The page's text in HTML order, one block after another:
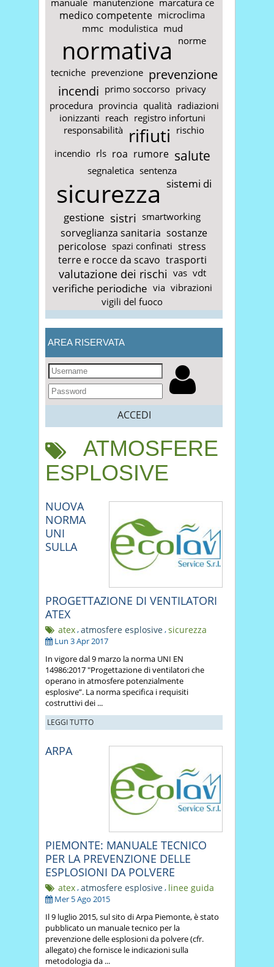
medico competente microclima
mmc modulistica mud
normativa norme
tecniche prevenzione prevenzione
incendi primo soccorso privacy
procedura provincia qualità radiazioni
ionizzanti reach registro infortuni
responsabilità rifiuti rischio
incendio rls roa rumore salute
segnaletica sentenza
sicurezza sistemi di
gestione sistri smartworking
sorveglianza sanitaria sostanze
pericolose spazi confinati stress
terre e rocce da scavo trasporti
valutazione dei rischi vas vdt
verifiche periodiche via vibrazioni
vigili del fuoco
AREA RISERVATA
ACCEDI
ATMOSFERE
ESPLOSIVE
NUOVA
NORMA
UNI
SULLA
PROGETTAZIONE DI VENTILATORI
ATEX
atex,atmosfere esplosive,sicurezza
Lun 3 Apr 2017
In vigore dal 9 marzo la norma UNI EN
14986:2017 "Progettazione di ventilatori che
operano in atmosfere potenzialmente
esplosive”. La norma specifica i requisiti
costruttivi dei ...
LEGGI TUTTO
ARPA
PIEMONTE: MANUALE TECNICO
PER LA PREVENZIONE DELLE
ESPLOSIONI DA POLVERE
atex,atmosfere esplosive, linee guida
Mer 5 Ago 2015
Il 9 luglio 2015, sul sito di Arpa Piemonte, è stato
pubblicato un manuale tecnico per la
prevenzione delle esplosioni da polvere (cfr.
allegato) che fornisce le indicazioni sulla
metodologia da ...